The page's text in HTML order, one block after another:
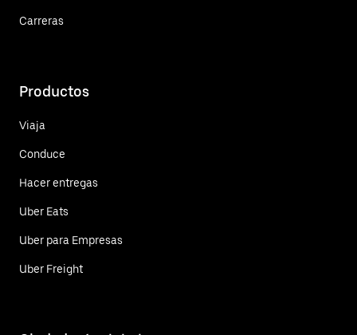
Carreras
Productos
Viaja
Conduce
Hacer entregas
Uber Eats
Uber para Empresas
Uber Freight